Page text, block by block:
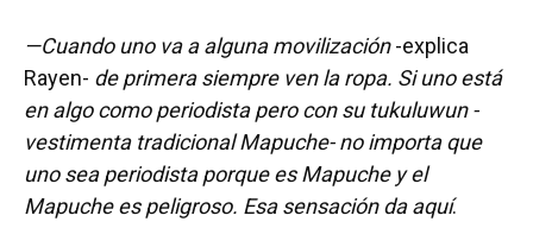
—Cuando uno va a alguna movilización-explica
Rayen- de primera siempre ven la ropa. Si uno está
en algo como periodista pero con su tukuluwun -
vestimenta tradicional Mapuche- no importa que
uno sea periodista porque es Mapuche y el
Mapuche es peligroso. Esa sensación da aquí.